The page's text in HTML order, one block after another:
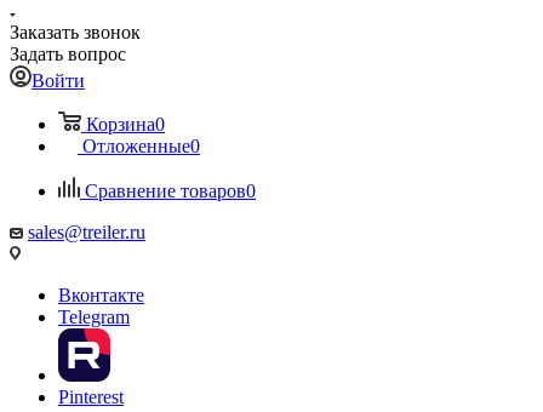
Заказать звонок
Задать вопрос
Войти
Корзина0
Отложенные0
Сравнение товаров0
sales@treiler.ru
Вконтакте
Telegram
Pinterest